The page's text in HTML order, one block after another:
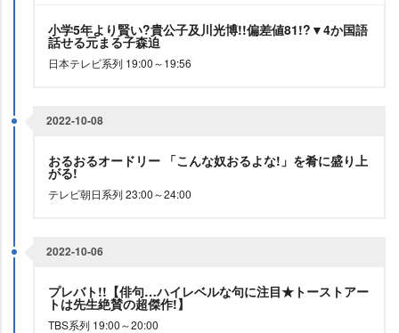
小学5年より賢い?貴公子及川光博!!偏差値81!?▼4か国語
話せる元まる子森迫
日本テレビ系列 19:00～19:56
2022-10-08
おるおるオードリー 「こんな奴おるよな!」を肴に盛り上
がる!
テレビ朝日系列 23:00～24:00
2022-10-06
プレバト!!【俳句…ハイレベルな句に注目★トーストアー
トは先生絶賛の超傑作!】
TBS系列 19:00～20:00